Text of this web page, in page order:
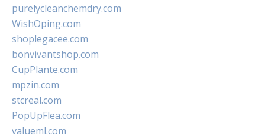
purelycleanchemdry.com
WishOping.com
shoplegacee.com
bonvivantshop.com
CupPlante.com
mpzin.com
stcreal.com
PopUpFlea.com
valueml.com